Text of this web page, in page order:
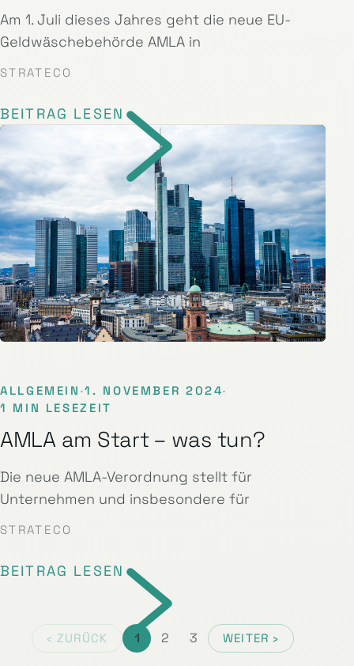
Am 1. Juli dieses Jahres geht die neue EU-
Geldwäschebehörde AMLA in
STRATECO
BEITRAG LESEN
ALLGEMEIN ·1. NOVEMBER 2024·
1 MIN LESEZEIT
AMLA am Start – was tun?
Die neue AMLA-Verordnung stellt für
Unternehmen und insbesondere für
STRATECO
BEITRAG LESEN
‹ ZURÜCK 1 2 3 WEITER ›